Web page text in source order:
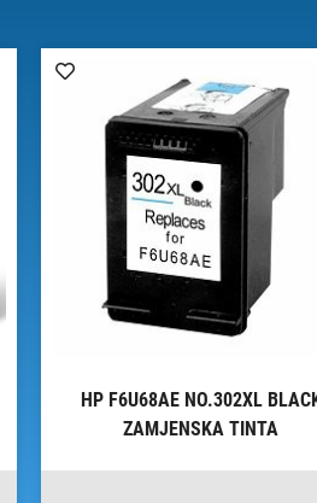
HP F6U68AE NO.302XL
ZAMJENSKA TINTA